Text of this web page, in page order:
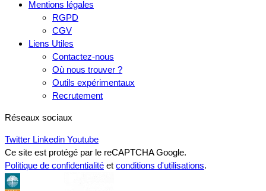
Mentions légales
RGPD
CGV
Liens Utiles
Contactez-nous
Où nous trouver ?
Outils expérimentaux
Recrutement
Réseaux sociaux
Twitter Linkedin Youtube
Ce site est protégé par le reCAPTCHA Google.
Politique de confidentialité et conditions d'utilisations.